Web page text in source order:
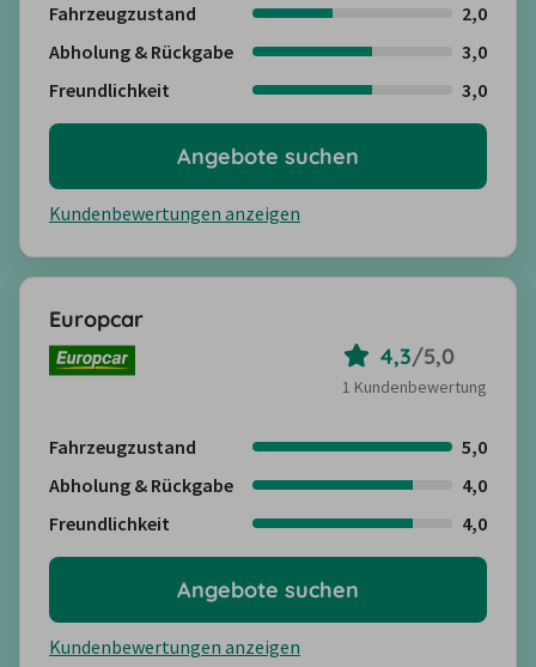
Fahrzeugzustand
2,0
Abholung & Rückgabe
3,0
Freundlichkeit
3,0
Kundenbewertungen anzeigen
Angebote suchen
Europcar
4,3/5,0
1 Kundenbewertung
Fahrzeugzustand
5,0
Abholung & Rückgabe
4,0
Freundlichkeit
4,0
Kundenbewertungen anzeigen
Angebote suchen